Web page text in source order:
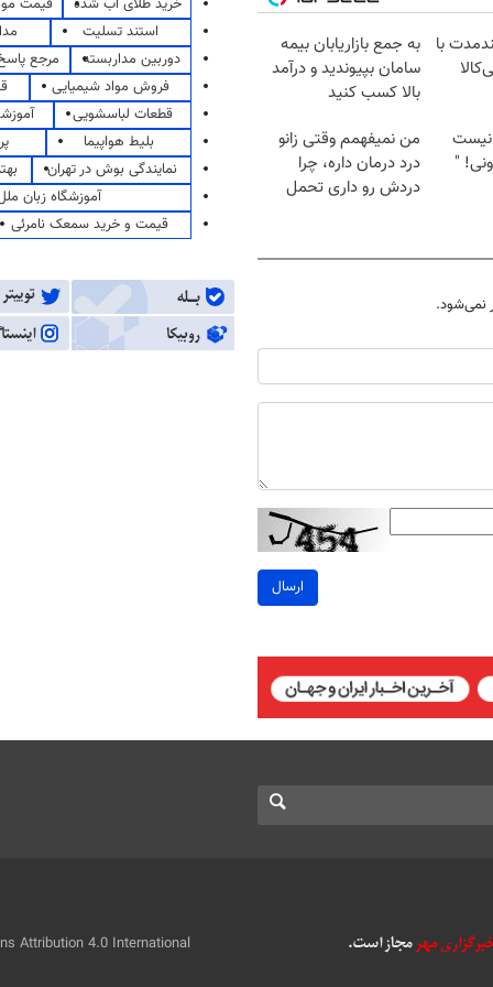
با
به جمع بازاریابان بیمه
سامان بپیوندید و درآمد
بالا کسب کنید
"
من نمیفهمم وقتی زانو
درد درمان داره، چرا
دردش رو داری تحمل
نمی‌شود.
ارسال
استند تسلیت
دوربین مداربسته
مرجع
فروش مواد شیمیایی
قطعات لباسشویی
بلیط هواپیما
نمایندگی بوش در تهران
آموزشگاه زبان
قیمت و خرید سمعک نامرئی
Attribution 4.0 International